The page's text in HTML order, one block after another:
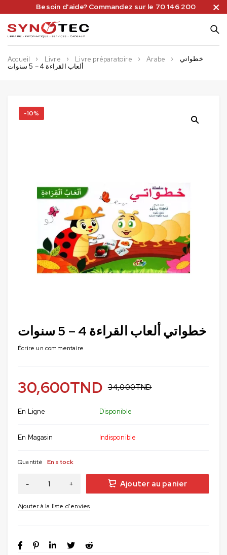
Besoin d'aide? Commandez sur le 70 146 200
Accueil Livre Livre préparatoire Arabe
خطواتي
ألعاب القراءة 4 – 5 سنوات
-10%
خطواتي ألعاب القراءة 4 – 5 سنوات
Écrire un commentaire
34,000TND
30,600TND
En Ligne Disponible
En Magasin Indisponible
Quantité En stock
Ajouter au panier